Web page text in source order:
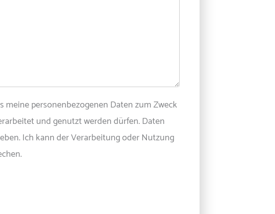
meine personenbezogenen Daten zum Zweck
und genutzt werden dürfen. Daten
Ich kann der Verarbeitung oder Nutzung